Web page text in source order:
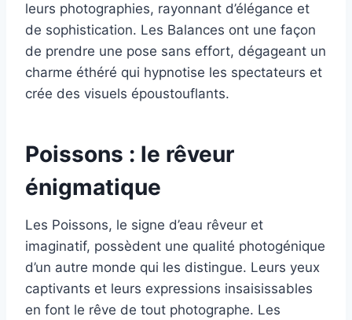
leurs photographies, rayonnant d’élégance et
de sophistication. Les Balances ont une façon
de prendre une pose sans effort, dégageant un
charme éthéré qui hypnotise les spectateurs et
crée des visuels époustouflants.
Poissons : le rêveur
énigmatique
Les Poissons, le signe d’eau rêveur et
imaginatif, possèdent une qualité photogénique
d’un autre monde qui les distingue. Leurs yeux
captivants et leurs expressions insaisissables
en font le rêve de tout photographe. Les